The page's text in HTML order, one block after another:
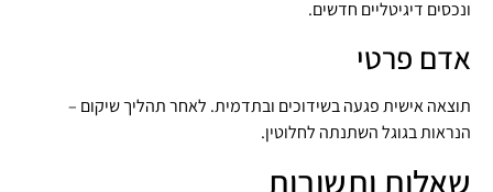
ונכסים דיגיטליים חדשים.
אדם פרטי
תוצאה אישית פגעה בשידוכים ובתדמית. לאחר תהליך שיקום –
הנראות בגוגל השתנתה לחלוטין.
שאלות ותשובות